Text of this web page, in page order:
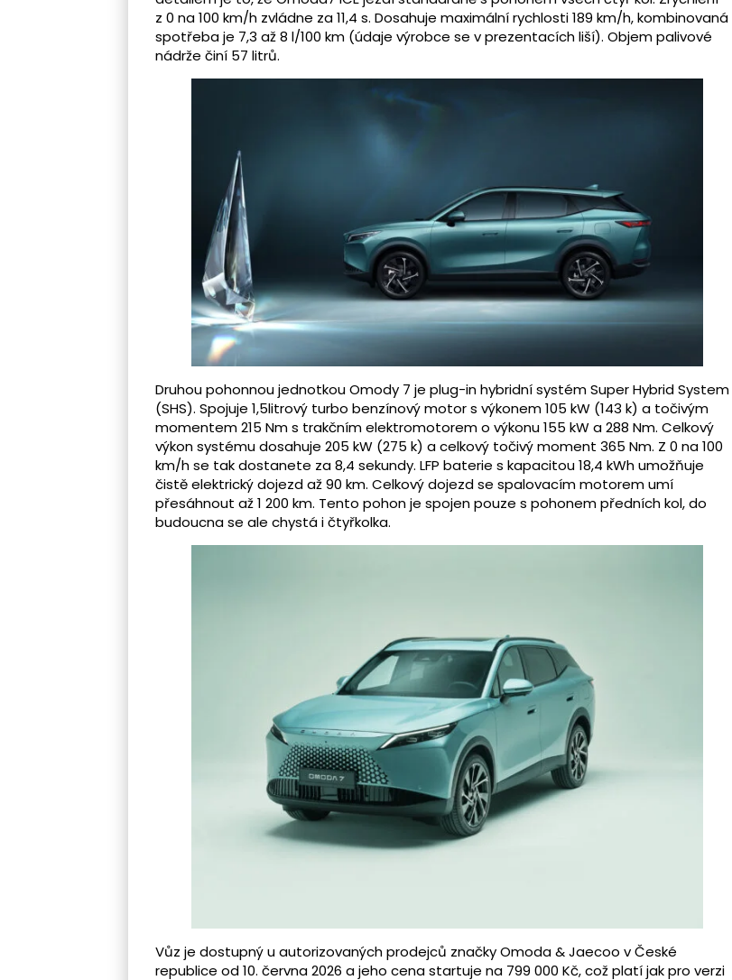
z 0 na 100 km/h zvládne za 11,4 s. Dosahuje maximální rychlosti 189 km/h, kombinovaná
spotřeba je 7,3 až 8 l/100 km (údaje výrobce se v prezentacích liší). Objem palivové
nádrže činí 57 litrů.
Druhou pohonnou jednotkou Omody 7 je plug-in hybridní systém Super Hybrid System
(SHS). Spojuje 1,5litrový turbo benzínový motor s výkonem 105 kW (143 k) a točivým
momentem 215 Nm s trakčním elektromotorem o výkonu 155 kW a 288 Nm. Celkový
výkon systému dosahuje 205 kW (275 k) a celkový točivý moment 365 Nm. Z 0 na 100
km/h se tak dostanete za 8,4 sekundy. LFP baterie s kapacitou 18,4 kWh umožňuje
čistě elektrický dojezd až 90 km. Celkový dojezd se spalovacím motorem umí
přesáhnout až 1 200 km. Tento pohon je spojen pouze s pohonem předních kol, do
budoucna se ale chystá i čtyřkolka.
Vůz je dostupný u autorizovaných prodejců značky Omoda & Jaecoo v České
republice od 10. června 2026 a jeho cena startuje na 799 000 Kč, což platí jak pro verzi